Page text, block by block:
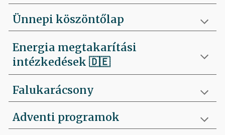
Ünnepi köszöntőlap
Energia megtakarítási
intézkedések 🇩🇪
Falukarácsony
Adventi programok